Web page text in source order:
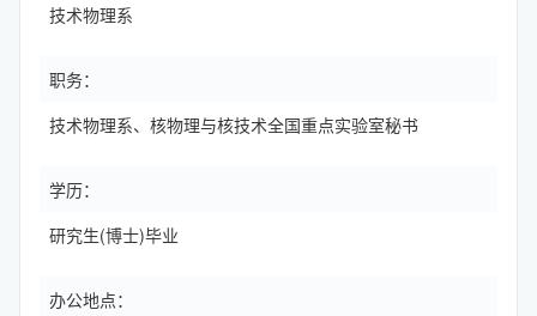
技术物理系
职务：
技术物理系、核物理与核技术全国重点实验室秘书
学历：
研究生(博士)毕业
办公地点：